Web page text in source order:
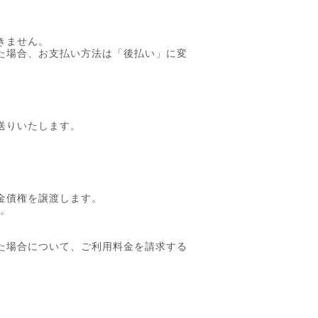
せん。
合、お支払い方法は「後払い」に変
いたします。
権を譲渡します。
合について、ご利用料金を請求する